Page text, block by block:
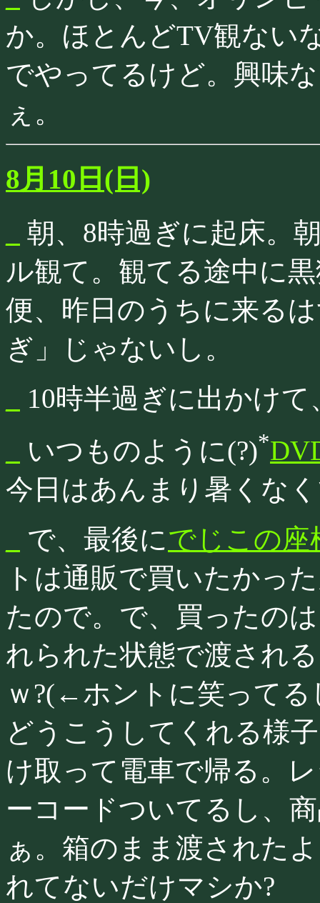
か。ほとんどTV観ない
でやってるけど。興味
ぇ。
8月10日(日)
朝、8時過ぎに起床。
ル観て。観てる途中に
便、昨日のうちに来る
ぎ」じゃないし。
10時半過ぎに出かけ
いつものように(?)*
今日はあんまり暑くな
で、最後にでじこの座
トは通販で買いたかっ
たので。で、買ったの
れられた状態で渡され
ｗ?(←ホントに笑って
どうこうしてくれる様
け取って電車で帰る。
ーコードついてるし、
ぁ。箱のまま渡された
れてないだけマシか?